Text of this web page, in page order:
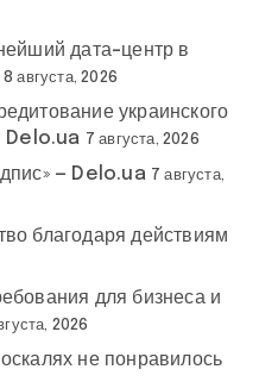
дата-центр в
8 августа, 2026
украинского
Delo.ua 7 августа, 2026
— Delo.ua 7 августа,
благодаря действиям
для бизнеса и
2026
не понравилось